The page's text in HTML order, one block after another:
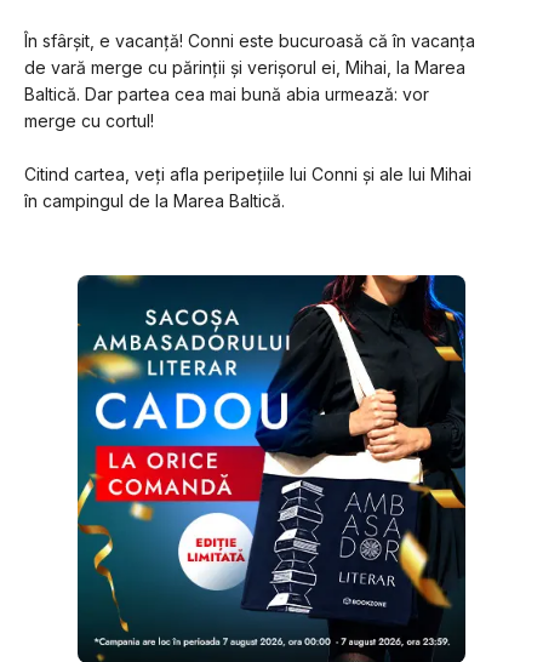
În sfârșit, e vacanță! Conni este bucuroasă că în vacanța
de vară merge cu părinții și verișorul ei, Mihai, la Marea
Baltică. Dar partea cea mai bună abia urmează: vor
merge cu cortul!
Citind cartea, veți afla peripețiile lui Conni și ale lui Mihai
în campingul de la Marea Baltică.